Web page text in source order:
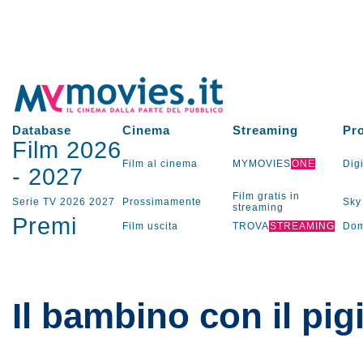
Database Cinema Streaming
Film 2026
- 2027 Film al cinema MYMOVIESONE
Serie TV 2026 2027 Prossimamente
Film gratis in
streaming
Sky
Premi Film uscita TROVASTREAMING
Il bambino con il